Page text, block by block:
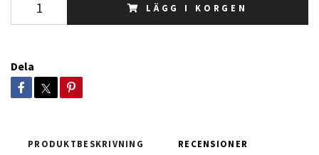
LÄGG I KORGEN
Dela
PRODUKTBESKRIVNING RECENSIONER